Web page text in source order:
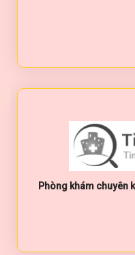
Phòng khám chuyên